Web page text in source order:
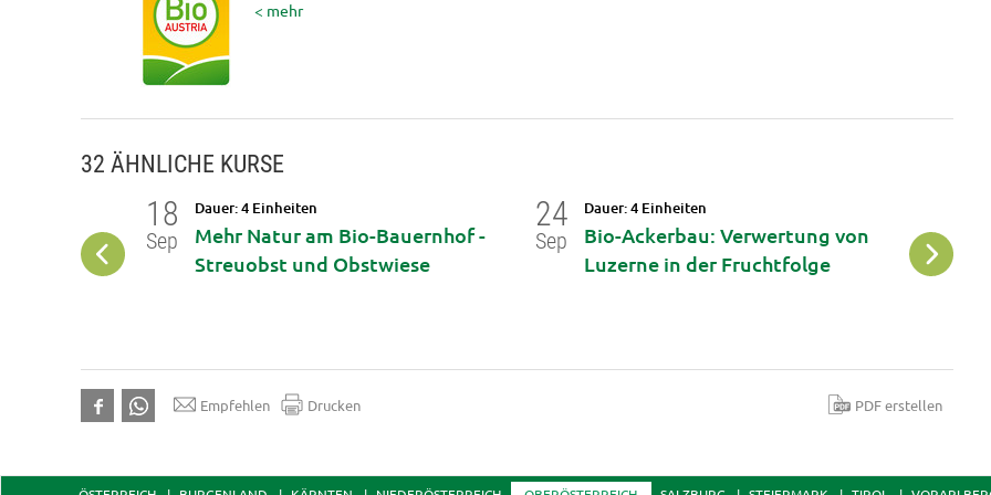
< mehr
32 ÄHNLICHE KURSE
18
Sep
Dauer: 4 Einheiten
Mehr Natur am Bio-Bauernhof -
Streuobst und Obstwiese
24
Sep
Dauer: 4 Einheiten
Bio-Ackerbau: Verwertung von
Luzerne in der Fruchtfolge
Okt
Empfehlen Drucken PDF erstellen